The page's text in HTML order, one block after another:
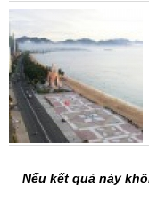
Nếu kết quả này